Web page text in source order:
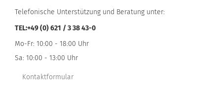
Telefonische Unterstützung und Beratung unter:
TEL:+49 (0) 621 / 3 38 43-0
Mo-Fr: 10:00 - 18:00 Uhr
Sa: 10:00 - 13:00 Uhr
Kontaktformular